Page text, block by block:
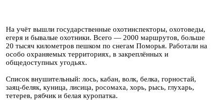
На учёт вышли государственные охотинспекторы, охотоведы,
егеря и бывалые охотники. Всего — 2000 маршрутов, больше
20 тысяч километров пешком по снегам Поморья. Работали на
особо охраняемых территориях, в закреплённых и
общедоступных угодьях.
Список внушительный: лось, кабан, волк, белка, горностай,
заяц-беляк, куница, лисица, росомаха, хорь, рысь, глухарь,
тетерев, рябчик и белая куропатка.